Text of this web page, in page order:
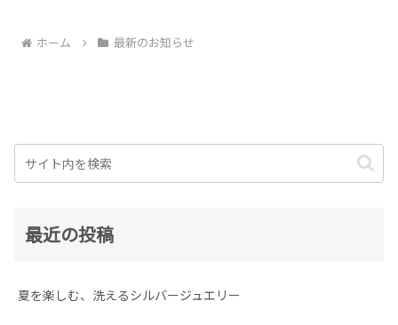
ホーム 最新のお知らせ
最近の投稿
夏を楽しむ、洗えるシルバージュエリー